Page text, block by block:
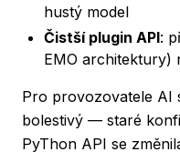
hustý model
Čistší plugin API:
EMO architektury)
Pro provozovatele AI
bolestivý — staré
PyThon API se